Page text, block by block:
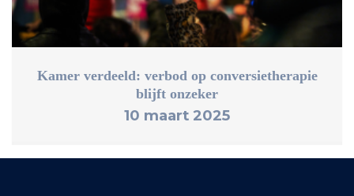
Kamer verdeeld: verbod op conversietherapie
blijft onzeker
10 maart 2025